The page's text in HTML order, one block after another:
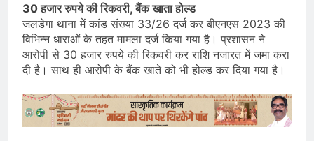
30 हजार रुपये की रिकवरी, बैंक खाता होल्ड
जलडेगा थाना में कांड संख्या 33/26 दर्ज कर बीएनएस 2023 की
विभिन्न धाराओं के तहत मामला दर्ज किया गया है। प्रशासन ने
आरोपी से 30 हजार रुपये की रिकवरी कर राशि नजारत में जमा करा
दी है। साथ ही आरोपी के बैंक खाते को भी होल्ड कर दिया गया है।